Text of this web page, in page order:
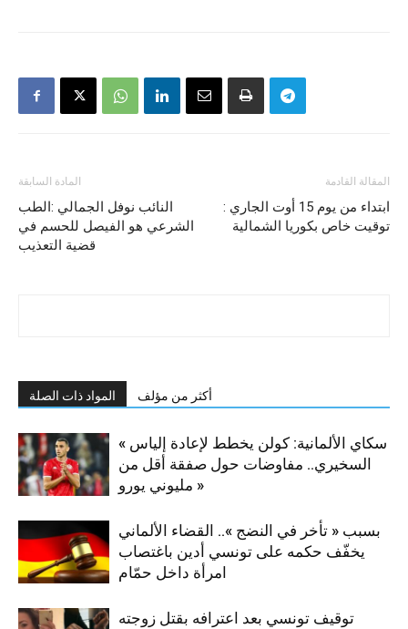
المادة السابقة
النائب نوفل الجمالي :الطب
الشرعي هو الفيصل للحسم في
قضية التعذيب
المقالة القادمة
ابتداء من يوم 15 أوت الجاري :
توقيت خاص بكوريا الشمالية
المواد ذات الصلة أكثر من مؤلف
« سكاي الألمانية: كولن يخطط لإعادة إلياس
السخيري.. مفاوضات حول صفقة أقل من
مليوني يورو »
بسبب « تأخر في النضج ».. القضاء الألماني
يخفّف حكمه على تونسي أدين باغتصاب
امرأة داخل حمّام
توقيف تونسي بعد اعترافه بقتل زوجته